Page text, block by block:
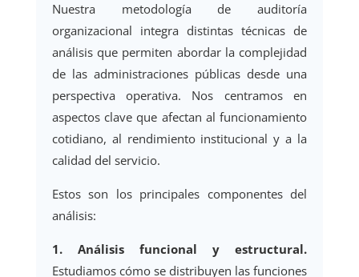
Nuestra metodología de auditoría
organizacional integra distintas técnicas de
análisis que permiten abordar la complejidad
de las administraciones públicas desde una
perspectiva operativa. Nos centramos en
aspectos clave que afectan al funcionamiento
cotidiano, al rendimiento institucional y a la
calidad del servicio.
Estos son los principales componentes del
análisis:
1. Análisis funcional y estructural.
Estudiamos cómo se distribuyen las funciones